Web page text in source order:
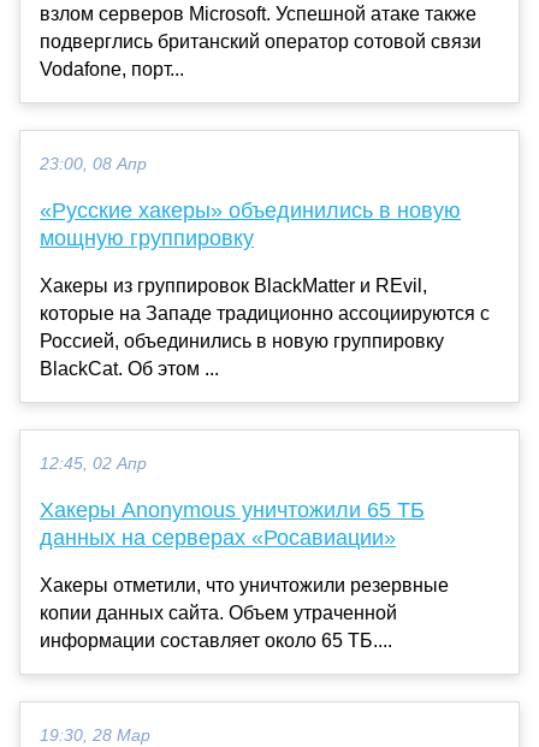
взлом серверов Microsoft. Успешной атаке также
подверглись британский оператор сотовой связи
Vodafone, порт...
23:00, 08 Апр
«Русские хакеры» объединились в новую
мощную группировку
Хакеры из группировок BlackMatter и REvil,
которые на Западе традиционно ассоциируются с
Россией, объединились в новую группировку
BlackCat. Об этом ...
12:45, 02 Апр
Хакеры Anonymous уничтожили 65 ТБ
данных на серверах «Росавиации»
Хакеры отметили, что уничтожили резервные
копии данных сайта. Объем утраченной
информации составляет около 65 ТБ....
19:30, 28 Мар